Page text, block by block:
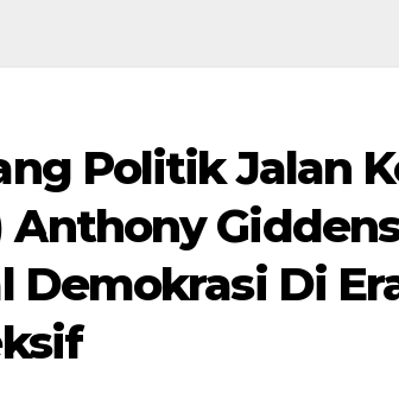
Politik Jalan
Anthony
Demokrasi Di